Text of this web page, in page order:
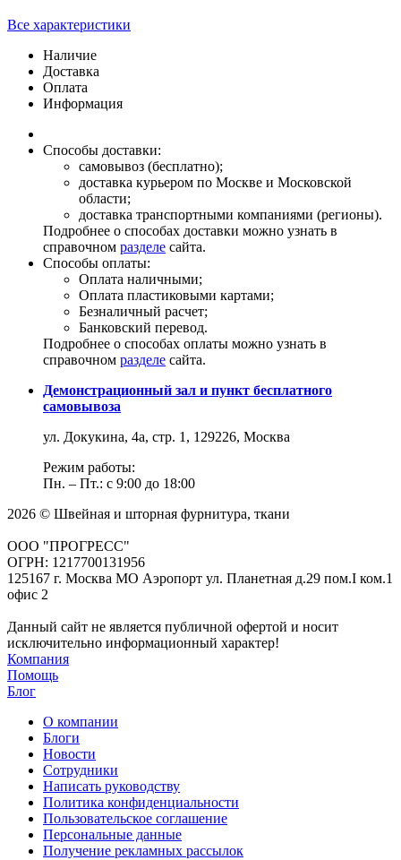
Все характеристики
Наличие
Доставка
Оплата
Информация
Способы доставки:
самовывоз (бесплатно);
доставка курьером по Москве и Московской
области;
доставка транспортными компаниями (регионы).
Подробнее о способах доставки можно узнать в
справочном разделе сайта.
Способы оплаты:
Оплата наличными;
Оплата пластиковыми картами;
Безналичный расчет;
Банковский перевод.
Подробнее о способах оплаты можно узнать в
справочном разделе сайта.
Демонстрационный зал и пункт бесплатного
самовывоза
ул. Докукина, 4а, стр. 1, 129226, Москва
Режим работы:
Пн. – Пт.: с 9:00 до 18:00
2026 © Швейная и шторная фурнитура, ткани
ООО "ПРОГРЕСС"
ОГРН: 1217700131956
125167 г. Москва МО Аэропорт ул. Планетная д.29 пом.I ком.1
офис 2
Данный сайт не является публичной офертой и носит
исключительно информационный характер!
Компания
Помощь
Блог
О компании
Блоги
Новости
Сотрудники
Написать руководству
Политика конфиденциальности
Пользовательское соглашение
Персональные данные
Получение рекламных рассылок